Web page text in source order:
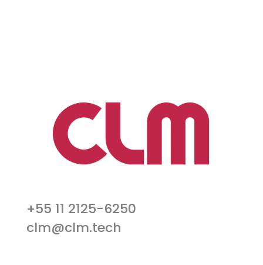
+55 11 2125-6250
clm@clm.tech